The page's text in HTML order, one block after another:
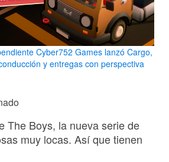
Cyber752 Games lanzó Cargo,
y entregas con perspectiva
The Boys, la nueva serie de
muy locas. Así que tienen